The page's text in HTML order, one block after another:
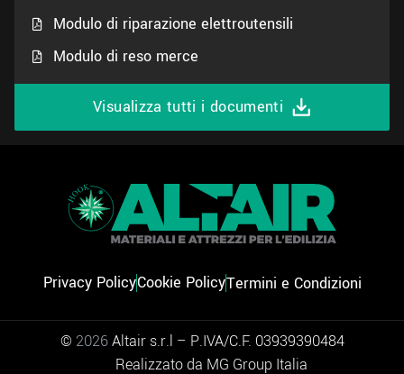
Modulo di riparazione elettroutensili
Modulo di reso merce
Visualizza tutti i documenti
Privacy PolicyCookie PolicyTermini e Condizioni
© 2026Altair s.r.l – P.IVA/C.F. 03939390484
Realizzato da MG Group Italia